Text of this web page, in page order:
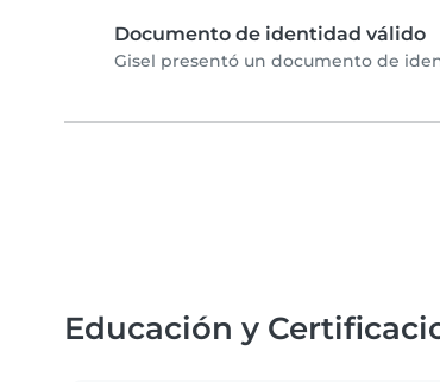
Documento de identidad válido
Gisel presentó un documento de
Educación y